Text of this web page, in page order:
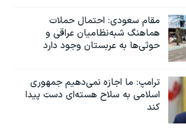
مقام سعودی: احتمال حملات
هماهنگ شبه‌نظامیان عراقی و
حوثی‌ها به عربستان وجود دارد
ترامپ: ما اجازه نمی‌دهیم جمهوری
اسلامی به سلاح هسته‌ای دست پیدا
کند